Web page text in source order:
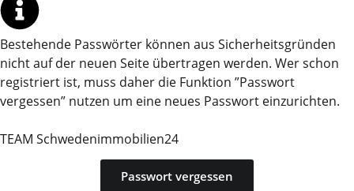
Bestehende Passwörter können aus Sicherheitsgründen
nicht auf der neuen Seite übertragen werden. Wer schon
registriert ist, muss daher die Funktion ”Passwort
vergessen” nutzen um eine neues Passwort einzurichten.
TEAM Schwedenimmobilien24
Passwort vergessen